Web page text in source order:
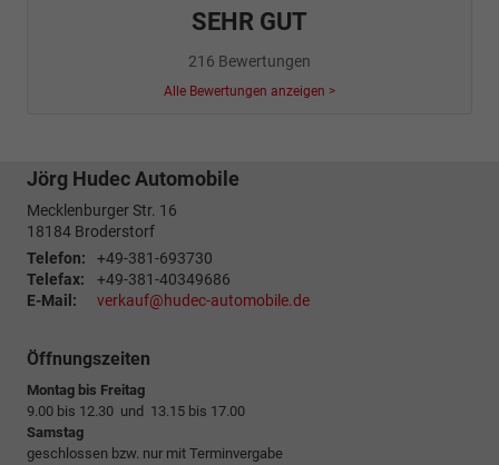
SEHR GUT
216 Bewertungen
Alle Bewertungen anzeigen >
Jörg Hudec Automobile
Mecklenburger Str. 16
18184 Broderstorf
Telefon:
+49-381-693730
Telefax:
+49-381-40349686
E-Mail:
verkauf@hudec-automobile.de
Öffnungszeiten
Montag bis Freitag
9.00 bis 12.30 und 13.15 bis 17.00
Samstag
geschlossen bzw. nur mit Terminvergabe